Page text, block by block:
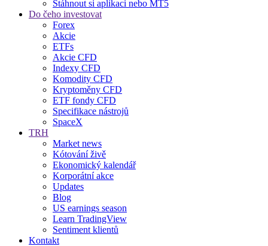
Stáhnout si aplikaci nebo MT5
Do čeho investovat
Forex
Akcie
ETFs
Akcie CFD
Indexy CFD
Komodity CFD
Kryptoměny CFD
ETF fondy CFD
Specifikace nástrojů
SpaceX
TRH
Market news
Kótování živě
Ekonomický kalendář
Korporátní akce
Updates
Blog
US earnings season
Learn TradingView
Sentiment klientů
Kontakt